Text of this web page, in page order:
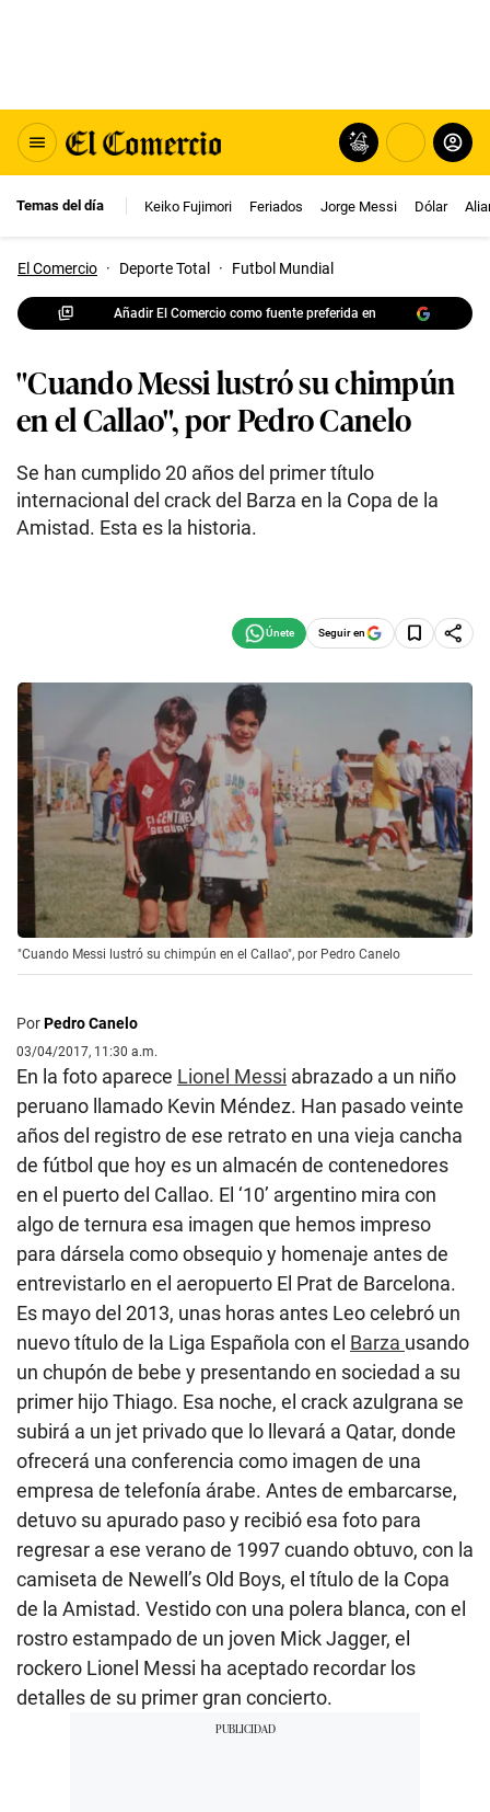
Temas del día Keiko Fujimori Feriados Jorge Messi Dólar
El Comercio · Deporte Total · Futbol Mundial
Añadir El Comercio como fuente preferida en
"Cuando Messi lustró su chimpún
en el Callao", por Pedro Canelo
Se han cumplido 20 años del primer título
internacional del crack del Barza en la Copa de la
Amistad. Esta es la historia.
Seguir en
"Cuando Messi lustró su chimpún en el Callao", por Pedro Canelo
PorPedro Canelo
03/04/2017, 11:30 a.m.
En la foto aparece Lionel Messi abrazado a un niño
peruano llamado Kevin Méndez. Han pasado veinte
años del registro de ese retrato en una vieja cancha
de fútbol que hoy es un almacén de contenedores
en el puerto del Callao. El ‘10’ argentino mira con
algo de ternura esa imagen que hemos impreso
para dársela como obsequio y homenaje antes de
entrevistarlo en el aeropuerto El Prat de Barcelona.
Es mayo del 2013, unas horas antes Leo celebró un
nuevo título de la Liga Española con el Barza usando
un chupón de bebe y presentando en sociedad a su
primer hijo Thiago. Esa noche, el crack azulgrana se
subirá a un jet privado que lo llevará a Qatar, donde
ofrecerá una conferencia como imagen de una
empresa de telefonía árabe. Antes de embarcarse,
detuvo su apurado paso y recibió esa foto para
regresar a ese verano de 1997 cuando obtuvo, con la
camiseta de Newell’s Old Boys, el título de la Copa
de la Amistad. Vestido con una polera blanca, con el
rostro estampado de un joven Mick Jagger, el
rockero Lionel Messi ha aceptado recordar los
detalles de su primer gran concierto.